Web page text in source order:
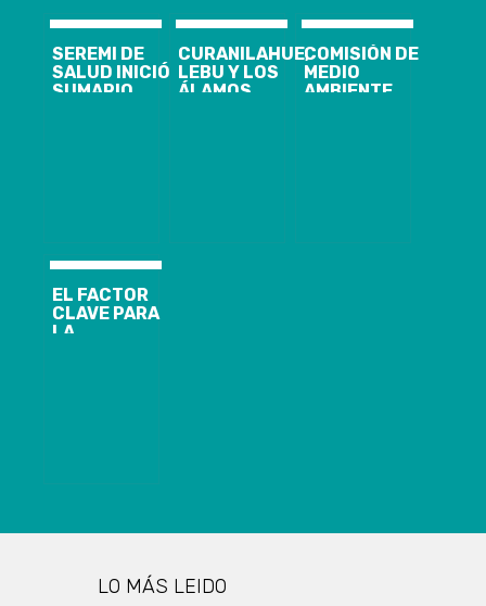
SEREMI DE
SALUD INICIÓ
SUMARIO
CURANILAHUE,
LEBU Y LOS
ÁLAMOS
COMISIÓN DE
MEDIO
AMBIENTE
EL FACTOR
CLAVE PARA
LA
LO MÁS LEIDO